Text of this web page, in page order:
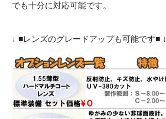
でも十分に対応可能です。
↓ ■レンズのグレードアップも可能です■ ↓